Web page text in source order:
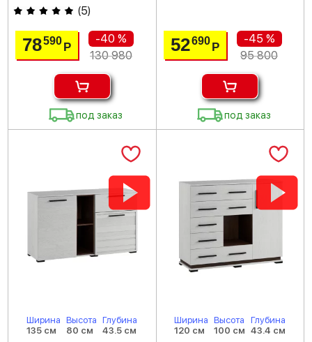
(5)
78590Р
-40 %
130 980
под заказ
52690 Р
-45 %
95 800
под заказ
Ширина
135 см
Высота
80 см
Глубина
43.5 см
Ширина
120 см
Высота
100 см
Глубина
43.4 см